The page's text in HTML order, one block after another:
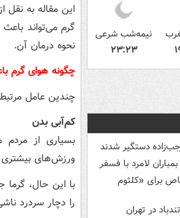
نیمه‌شب شرعی
۲۳:۲۳
لامرد با فسفر
قصاص برای «کلثوم
در تهران
این مقاله به
گرم می‌تواند
نحوه درمان آن.
چگونه هوای گرم
چندین عامل
کم‌آبی بدن
بسیاری از مردم
ورزش‌های بیشتری
با این حال،
را دچار سردرد